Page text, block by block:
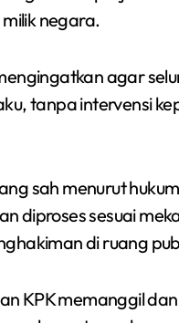
negara.
agar
tanpa intervensi
sah menurut
diproses sesuai
di ruang
KPK memanggil